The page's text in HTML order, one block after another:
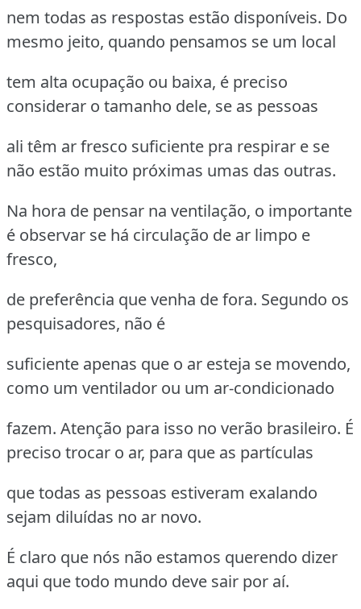
nem todas as respostas estão disponíveis. Do
mesmo jeito, quando pensamos se um local
tem alta ocupação ou baixa, é preciso
considerar o tamanho dele, se as pessoas
ali têm ar fresco suficiente pra respirar e se
não estão muito próximas umas das outras.
Na hora de pensar na ventilação, o importante
é observar se há circulação de ar limpo e
fresco,
de preferência que venha de fora. Segundo os
pesquisadores, não é
suficiente apenas que o ar esteja se movendo,
como um ventilador ou um ar-condicionado
fazem. Atenção para isso no verão brasileiro. É
preciso trocar o ar, para que as partículas
que todas as pessoas estiveram exalando
sejam diluídas no ar novo.
É claro que nós não estamos querendo dizer
aqui que todo mundo deve sair por aí.